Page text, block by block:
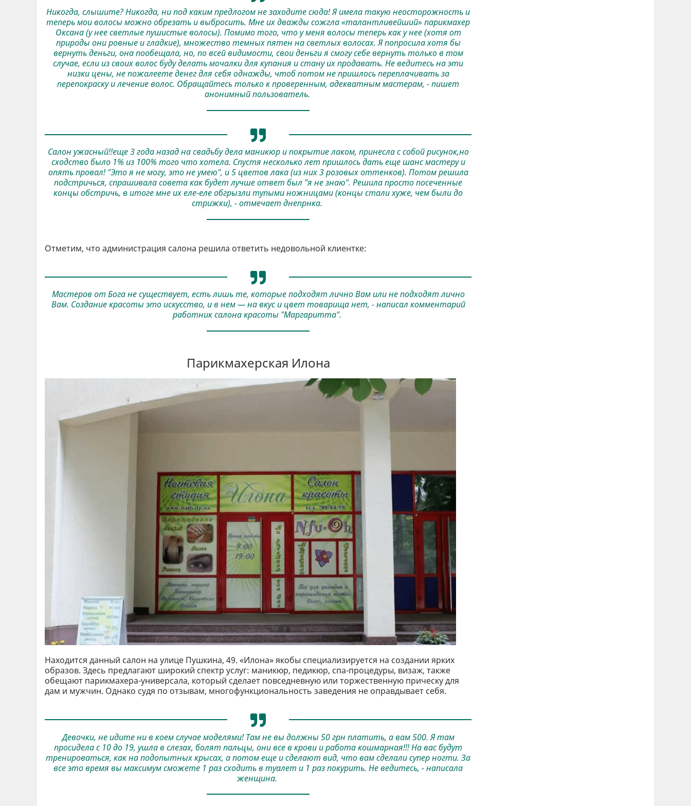
Никогда, слышите? Никогда, ни под каким предлогом не заходите сюда! Я имела такую неосторожность и
теперь мои волосы можно обрезать и выбросить. Мне их дважды сожгла «талантливейший» парикмахер
Оксана (у нее светлые пушистые волосы). Помимо того, что у меня волосы теперь как у нее (хотя от
природы они ровные и гладкие), множество темных пятен на светлых волосах. Я попросила хотя бы
вернуть деньги, она пообещала, но, по всей видимости, свои деньги я смогу себе вернуть только в том
случае, если из своих волос буду делать мочалки для купания и стану их продавать. Не ведитесь на эти
низки цены, не пожалеете денег для себя однажды, чтоб потом не пришлось переплачивать за
перепокраску и лечение волос. Обращайтесь только к проверенным, адекватным мастерам, - пишет
анонимный пользователь.
Салон ужасный!!еще 3 года назад на свадьбу дела маникюр и покрытие лаком, принесла с собой рисунок,но
сходство было 1% из 100% того что хотела. Спустя несколько лет пришлось дать еще шанс мастеру и
опять провал! "Это я не могу, это не умею", и 5 цветов лака (из них 3 розовых оттенков). Потом решила
подстричься, спрашивала совета как будет лучше ответ был "я не знаю". Решила просто посеченные
концы обстричь, в итоге мне их еле-еле обгрызли тупыми ножницами (концы стали хуже, чем были до
стрижки), - отмечает днепрнка.
Отметим, что администрация салона решила ответить недовольной клиентке:
Мастеров от Бога не существует, есть лишь те, которые подходят лично Вам или не подходят лично
Вам. Создание красоты это искусство, и в нем — на вкус и цвет товарища нет, - написал комментарий
работник салона красоты "Маргаритта".
Парикмахерская Илона
Находится данный салон на улице Пушкина, 49. «Илона» якобы специализируется на создании ярких
образов. Здесь предлагают широкий спектр услуг: маникюр, педикюр, спа-процедуры, визаж, также
обещают парикмахера-универсала, который сделает повседневную или торжественную прическу для
дам и мужчин. Однако судя по отзывам, многофункциональность заведения не оправдывает себя.
Девочки, не идите ни в коем случае моделями! Там не вы должны 50 грн платить, а вам 500. Я там
просидела с 10 до 19, ушла в слезах, болят пальцы, они все в крови и работа кошмарная!!! На вас будут
тренироваться, как на подопытных крысах, а потом еще и сделают вид, что вам сделали супер ногти. За
все это время вы максимум сможете 1 раз сходить в туалет и 1 раз покурить. Не ведитесь, - написала
женщина.